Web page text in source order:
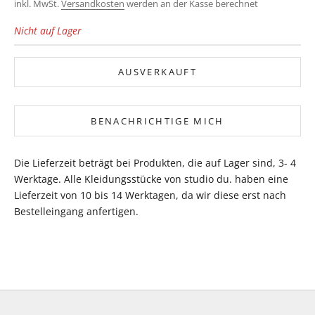
inkl. MwSt.Versandkosten werden an der Kasse berechnet
Nicht auf Lager
AUSVERKAUFT
BENACHRICHTIGE MICH
Die Lieferzeit beträgt bei Produkten, die auf Lager sind, 3- 4
Werktage. Alle Kleidungsstücke von studio du. haben eine
Lieferzeit von 10 bis 14 Werktagen, da wir diese erst nach
Bestelleingang anfertigen.